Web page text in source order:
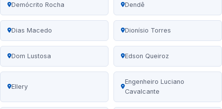
Demócrito Rocha Dendê
Dias Macedo Dionísio Torres
Dom Lustosa Edson Queiroz
Ellery
Engenheiro Luciano
Cavalcante